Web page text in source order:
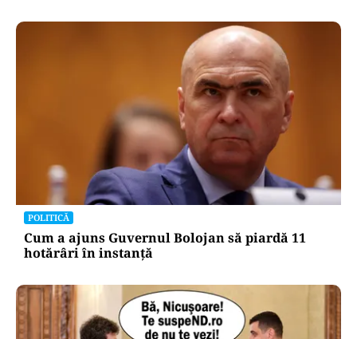
POLITICĂ
Cum a ajuns Guvernul Bolojan să piardă 11
hotărâri în instanță